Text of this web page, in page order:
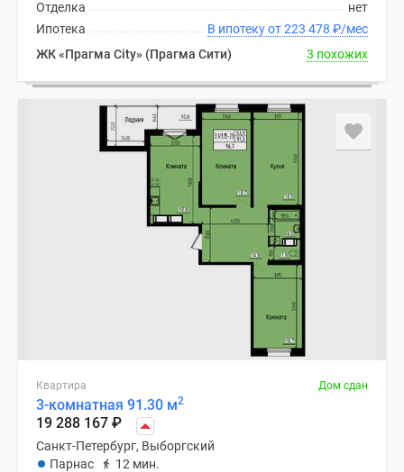
нет
Отделка
В ипотеку от 223 478 ₽/мес
Ипотека
ЖК «Прагма City» (Прагма Сити)
3 похожих
Квартира Дом сдан
3-комнатная 91.30 м2
19 288 167 ₽
Санкт-Петербург, Выборгский
Парнас
12 мин.